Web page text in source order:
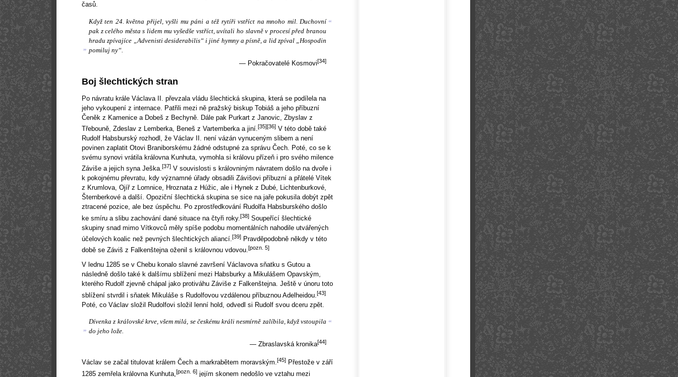
časů.
„
Když ten 24. května přijel, vyšli mu páni a též rytíři vstříct na mnoho mil. Duchovní
pak z celého města s lidem mu vyšedše vstříct, uvítali ho slavně v procesí před branou
hradu zpívajíce „Advenisti desiderabilis“ i jiné hymny a písně, a lid zpíval „Hospodin
pomiluj ny“.
“
— Pokračovatelé Kosmovi[34]
Boj šlechtických stran
Po návratu krále Václava II. převzala vládu šlechtická skupina, která se podílela na
jeho vykoupení z internace. Patřili mezi ně pražský biskup Tobiáš a jeho příbuzní
Čeněk z Kamenice a Dobeš z Bechyně. Dále pak Purkart z Janovic, Zbyslav z
Třebouně, Zdeslav z Lemberka, Beneš z Vartemberka a jiní.[35][36] V této době také
Rudolf Habsburský rozhodl, že Václav II. není vázán vynuceným slibem a není
povinen zaplatit Otovi Braniborskému žádné odstupné za správu Čech. Poté, co se k
svému synovi vrátila královna Kunhuta, vymohla si královu přízeň i pro svého milence
Záviše a jejich syna Ješka.[37] V souvislosti s královniným návratem došlo na dvoře i
k pokojnému převratu, kdy významné úřady obsadili Závišovi příbuzní a přátelé Vítek
z Krumlova, Ojíř z Lomnice, Hroznata z Húžic, ale i Hynek z Dubé, Lichtenburkové,
Šternberkové a další. Opoziční šlechtická skupina se sice na jaře pokusila dobýt zpět
ztracené pozice, ale bez úspěchu. Po zprostředkování Rudolfa Habsburského došlo
ke smíru a slibu zachování dané situace na čtyři roky. [38] Soupeřící šlechtické
skupiny snad mimo Vítkovců měly spíše podobu momentálních nahodile utvářených
účelových koalic než pevných šlechtických aliancí.[39] Pravděpodobně někdy v této
době se Záviš z Falkenštejna oženil s královnou vdovou.[pozn. 5]
V lednu 1285 se v Chebu konalo slavné završení Václavova sňatku s Gutou a
následně došlo také k dalšímu sblížení mezi Habsburky a Mikulášem Opavským,
kterého Rudolf zjevně chápal jako protiváhu Záviše z Falkenštejna. Ještě v únoru toto
sblížení stvrdil i sňatek Mikuláše s Rudolfovou vzdálenou příbuznou Adelheidou. [43]
Poté, co Václav složil Rudolfovi složil lenní hold, odvedl si Rudolf svou dceru zpět.
„
Dívenka z královské krve, všem milá, se českému králi nesmírně zalíbila, když vstoupila
do jeho lože.
“
— Zbraslavská kronika[44]
Václav se začal titulovat králem Čech a markrabětem moravským.[45] Přestože v září
1285 zemřela královna Kunhuta, [pozn. 6] jejím skonem nedošlo ve vztahu mezi